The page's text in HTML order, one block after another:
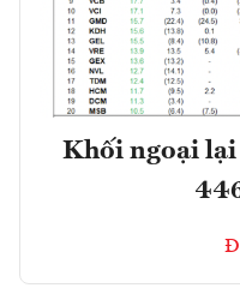
Khối ngoại lại